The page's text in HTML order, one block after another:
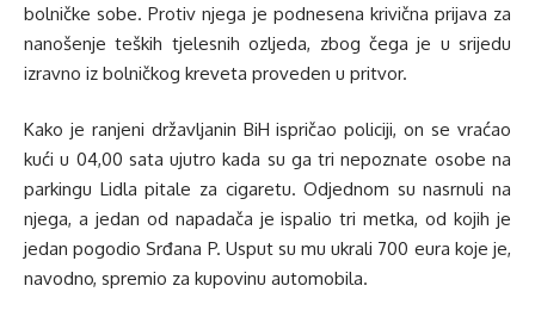
bolničke sobe. Protiv njega je podnesena krivična prijava za
nanošenje teških tjelesnih ozljeda, zbog čega je u srijedu
izravno iz bolničkog kreveta proveden u pritvor.
Kako je ranjeni državljanin BiH ispričao policiji, on se vraćao
kući u 04,00 sata ujutro kada su ga tri nepoznate osobe na
parkingu Lidla pitale za cigaretu. Odjednom su nasrnuli na
njega, a jedan od napadača je ispalio tri metka, od kojih je
jedan pogodio Srđana P. Usput su mu ukrali 700 eura koje je,
navodno, spremio za kupovinu automobila.